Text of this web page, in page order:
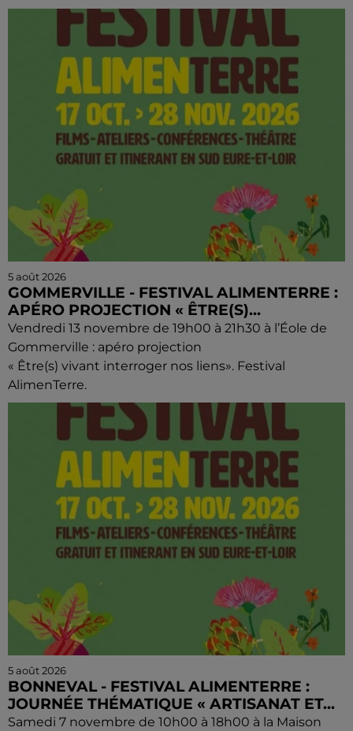
5 août 2026
GOMMERVILLE - FESTIVAL ALIMENTERRE :
APÉRO PROJECTION « ÊTRE(S)...
Vendredi 13 novembre de 19h00 à 21h30 à l’Éole de
Gommerville : apéro projection
« Être(s) vivant interroger nos liens». Festival
AlimenTerre.
5 août 2026
BONNEVAL - FESTIVAL ALIMENTERRE :
JOURNÉE THÉMATIQUE « ARTISANAT ET...
Samedi 7 novembre de 10h00 à 18h00 à la Maison